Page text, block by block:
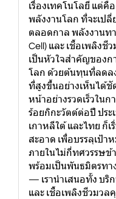
เรื่องเทคโนโลยี แต่คื
พลังงานโลก ที่จะเปลี่
ตลอดกาล พลังงานทา
Cell) และ เชื้อเพลิงชี
เป็นหัวใจสำคัญของ
โลก ด้วยต้นทุนที่ลดล
ที่สูงขึ้นอย่างเห็นได้ชั
หน้าอย่างรวดเร็วใน
ร้อยกิกะวัตต์ต่อปี ประ
เกาหลีใต้ และไทย ก็เ
สะอาด เพื่อบรรลุเป้า
ภายในไม่กี่ทศวรรษข้
พร้อมเป็นพันธมิตรท
— เรานำเสนอทั้ง บริ
และ เชื้อเพลิงชีวมว